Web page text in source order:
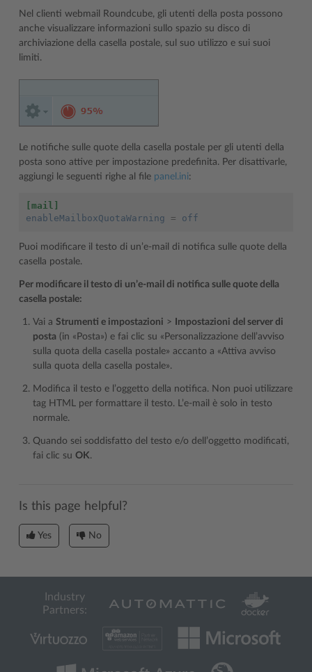
Nel clienti webmail Roundcube, gli utenti della posta possono
anche visualizzare informazioni sullo spazio su disco di
archiviazione della casella postale, sul suo utilizzo e sui suoi
limiti.
Le notifiche sulle quote della casella postale per gli utenti della
posta sono attive per impostazione predefinita. Per disattivarle,
aggiungi le seguenti righe al file panel.ini:
[mail]
enableMailboxQuotaWarning
= off
Puoi modificare il testo di un’e-mail di notifica sulle quote della
casella postale.
Per modificare il testo di un’e-mail di notifica sulle quote della
casella postale:
Vai a Strumenti e impostazioni >
Impostazioni del server di
posta (in «Posta») e fai clic su «Personalizzazione dell’avviso
sulla quota della casella postale» accanto a «Attiva avviso
sulla quota della casella postale».
Modifica il testo e l’oggetto della notifica. Non puoi utilizzare
tag HTML per formattare il testo. L’e-mail è solo in testo
normale.
Quando sei soddisfatto del testo e/o dell’oggetto modificati,
fai clic su OK.
Is this page helpful?
Yes No
Industry
Partners: